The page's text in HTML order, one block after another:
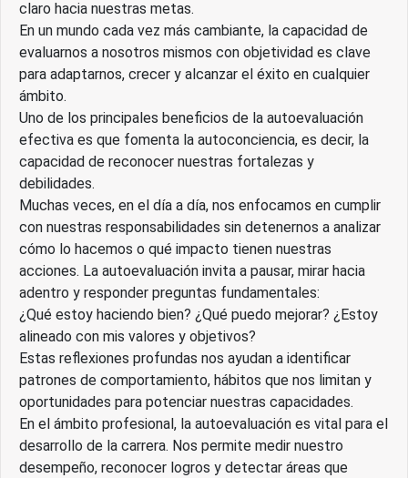
claro hacia nuestras metas.
En un mundo cada vez más cambiante, la capacidad de
evaluarnos a nosotros mismos con objetividad es clave
para adaptarnos, crecer y alcanzar el éxito en cualquier
ámbito.
Uno de los principales beneficios de la autoevaluación
efectiva es que fomenta la autoconciencia, es decir, la
capacidad de reconocer nuestras fortalezas y
debilidades.
Muchas veces, en el día a día, nos enfocamos en cumplir
con nuestras responsabilidades sin detenernos a analizar
cómo lo hacemos o qué impacto tienen nuestras
acciones. La autoevaluación invita a pausar, mirar hacia
adentro y responder preguntas fundamentales:
¿Qué estoy haciendo bien? ¿Qué puedo mejorar? ¿Estoy
alineado con mis valores y objetivos?
Estas reflexiones profundas nos ayudan a identificar
patrones de comportamiento, hábitos que nos limitan y
oportunidades para potenciar nuestras capacidades.
En el ámbito profesional, la autoevaluación es vital para el
desarrollo de la carrera. Nos permite medir nuestro
desempeño, reconocer logros y detectar áreas que